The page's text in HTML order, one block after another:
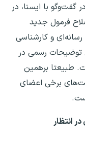
با ایسنا، در
فرمول جدید
و کارشناسی
توضیحات رسمی در
طبیعتا برهمین
برخی اعضای
انتظار